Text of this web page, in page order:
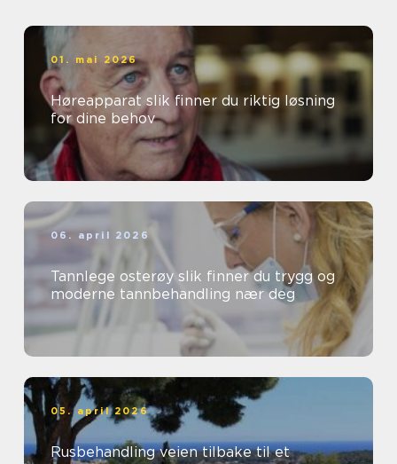
01. mai 2026
Høreapparat slik finner du riktig løsning
for dine behov
06. april 2026
Tannlege osterøy slik finner du trygg og
moderne tannbehandling nær deg
05. april 2026
Rusbehandling veien tilbake til et